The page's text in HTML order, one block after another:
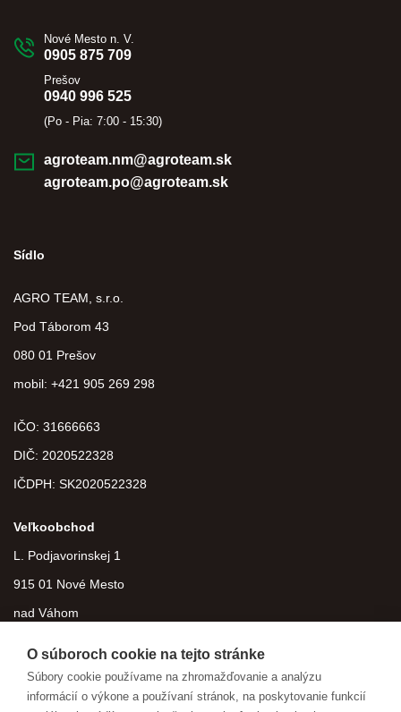
Nové Mesto n. V.
0905 875 709
Prešov
0940 996 525
(Po - Pia: 7:00 - 15:30)
agroteam.nm@agroteam.sk
agroteam.po@agroteam.sk
Sídlo
AGRO TEAM, s.r.o.
Pod Táborom 43
080 01 Prešov
mobil: +421 905 269 298
IČO: 31666663
DIČ: 2020522328
IČDPH: SK2020522328
Veľkoobchod
L. Podjavorinskej 1
915 01 Nové Mesto
nad Váhom
O súboroch cookie na tejto stránke
Súbory cookie používame na zhromažďovanie a analýzu
informácií o výkone a používaní stránok, na poskytovanie funkcií